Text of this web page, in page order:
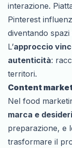
interazione.
Pinterest
diventando
L’approccio
autenticità:
territori.
Content
Nel food
marca e
preparazione, e
trasformare il